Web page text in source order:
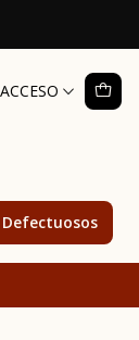
ACCESO